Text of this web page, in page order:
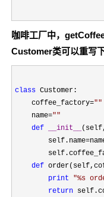
咖啡工厂中，
Customer类可以重写下
class Customer:
    coffee_factory
=""
    name
=""
def
__init__
        self.name
=
def
print
"%s
return